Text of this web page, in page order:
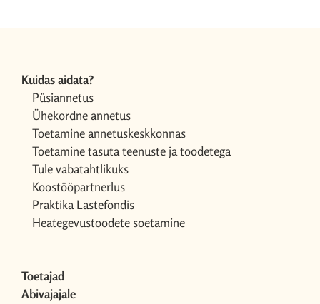
Kuidas aidata?
Püsiannetus
Ühekordne annetus
Toetamine annetuskeskkonnas
Toetamine tasuta teenuste ja toodetega
Tule vabatahtlikuks
Koostööpartnerlus
Praktika Lastefondis
Heategevustoodete soetamine
Toetajad
Abivajajale